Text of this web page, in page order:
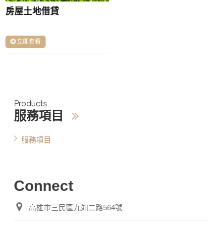
房屋土地借貸
立即查看
Products
服務項目
服務項目
Connect
高雄市三民區九如二路564號